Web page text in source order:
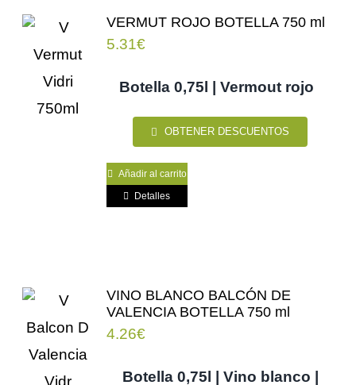
VERMUT ROJO BOTELLA 750 ml
5.31€
Botella 0,75l | Vermout rojo
OBTENER DESCUENTOS
Añadir al carrito
Detalles
VINO BLANCO BALCÓN DE
VALENCIA BOTELLA 750 ml
4.26€
Botella 0,75l | Vino blanco |